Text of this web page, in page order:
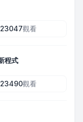
23047觀看
程式
23490觀看